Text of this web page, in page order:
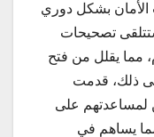
الأمان بشكل دوري
تصحيحات
مما يقلل من فتح
إلى ذلك، قدمت
لمساعدتهم على
يساهم في